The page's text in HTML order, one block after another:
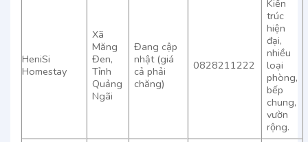
HeniSi
Homestay
Xã
Măng
Đen,
Tỉnh
Quảng
Ngãi
Đang cập
nhật (giá
cả phải
chăng)
0828211222
Kiến
trúc
hiện
đại,
nhiều
loại
phòng,
bếp
chung,
vườn
rộng.